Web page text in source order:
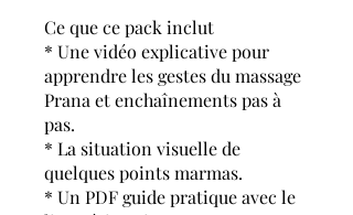
Ce que ce pack inclut
* Une vidéo explicative pour
apprendre les gestes du massage
Prana et enchaînements pas à
pas.
* La situation visuelle de
quelques points marmas.
* Un PDF guide pratique avec le